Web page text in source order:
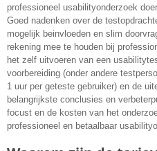
professioneel usabilityonderzoek
Goed nadenken over de
mogelijk beinvloeden en slim
rekening mee te houden bij
het zelf uitvoeren van een
voorbereiding (onder andere
1 uur per geteste gebruiker) en de
belangrijkste conclusies en
focust en de kosten van het
professioneel en betaalbaar